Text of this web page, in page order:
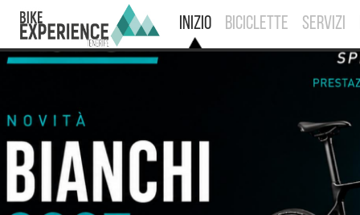
INIZIO BICICLETTE SERVIZI